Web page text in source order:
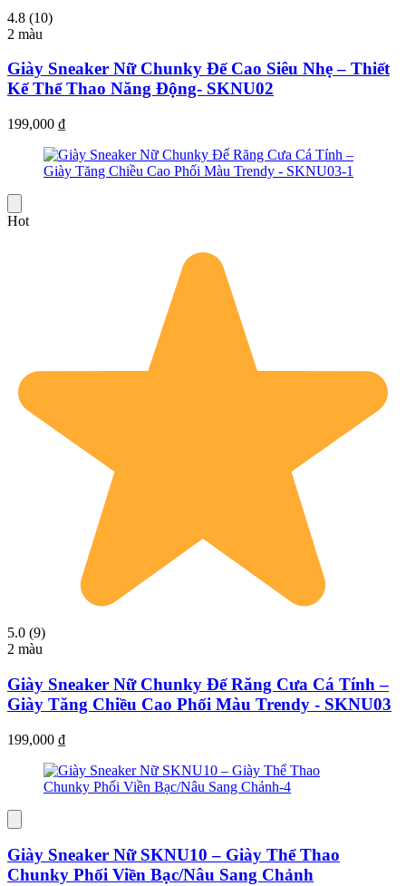
4.8 (10)
2 màu
Giày Sneaker Nữ Chunky Đế Cao Siêu Nhẹ – Thiết
Kế Thể Thao Năng Động- SKNU02
199,000 ₫
Hot
5.0 (9)
2 màu
Giày Sneaker Nữ Chunky Đế Răng Cưa Cá Tính –
Giày Tăng Chiều Cao Phối Màu Trendy - SKNU03
199,000 ₫
Giày Sneaker Nữ SKNU10 – Giày Thể Thao
Chunky Phối Viền Bạc/Nâu Sang Chảnh